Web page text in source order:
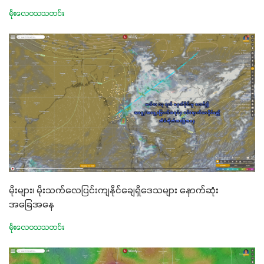
မိုးလေဝသသတင်း
မိုးများ၊ မိုးသက်လေပြင်းကျနိုင်ချေရှိဒေသများ နောက်ဆုံး
အခြေအနေ
မိုးလေဝသသတင်း